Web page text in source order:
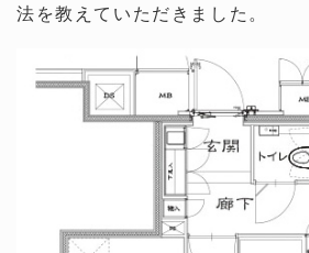
法を教えていただきました。